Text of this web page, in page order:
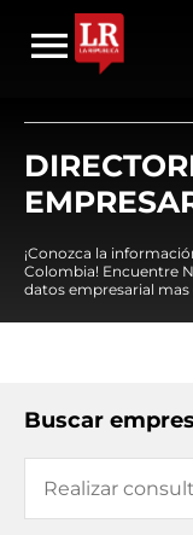
¡Conozca la
Colombia! Encuentre
datos empresarial mas
Buscar